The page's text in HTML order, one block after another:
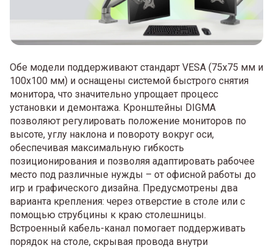
Обе модели поддерживают стандарт VESA (75x75 мм и
100x100 мм) и оснащены системой быстрого снятия
монитора, что значительно упрощает процесс
установки и демонтажа. Кронштейны DIGMA
позволяют регулировать положение мониторов по
высоте, углу наклона и повороту вокруг оси,
обеспечивая максимальную гибкость
позиционирования и позволяя адаптировать рабочее
место под различные нужды – от офисной работы до
игр и графического дизайна. Предусмотрены два
варианта крепления: через отверстие в столе или с
помощью струбцины к краю столешницы.
Встроенный кабель-канал помогает поддерживать
порядок на столе, скрывая провода внутри